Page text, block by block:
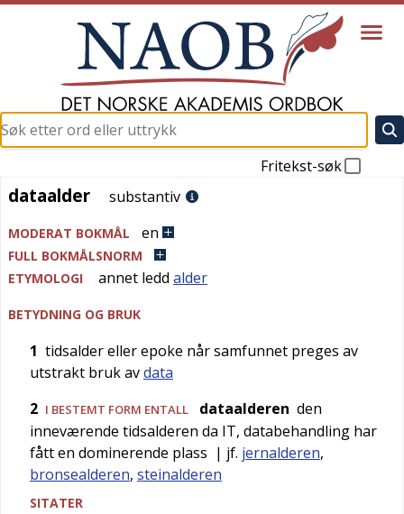
Fritekst-søk
dataalder
dataalder substantiv
MODERAT BOKMÅL en
FULL BOKMÅLSNORM
ETYMOLOGI
annet ledd alder
BETYDNING OG BRUK
1 tidsalder eller epoke når samfunnet preges av
utstrakt bruk avdata
2 I BESTEMT FORM ENTALL dataalderen den
inneværende tidsalderen da IT, databehandling har
fått en dominerende plass | jf. jernalderen,
bronsealderen, steinalderen
SITATER